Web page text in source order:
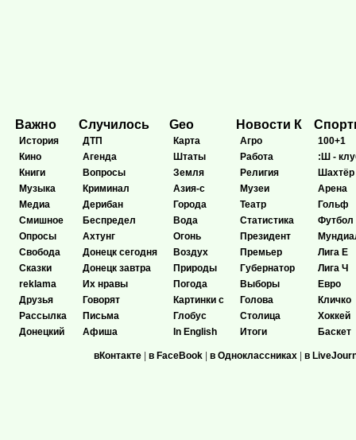
Важно
История
Кино
Книги
Музыка
Медиа
Смишное
Опросы
Свобода
Сказки
reklama
Друзья
Рассылка
Донецкий
Случилось
ДТП
Агенда
Вопросы
Криминал
Дерибан
Беспредел
Ахтунг
Донецк сегодня
Донецк завтра
Их нравы
Говорят
Письма
Афиша
Geo
Карта
Штаты
Земля
Азия-с
Города
Вода
Огонь
Воздух
Природы
Погода
Картинки с
Глобус
In English
Новости К
Агро
Работа
Религия
Музеи
Театр
Статистика
Президент
Премьер
Губернатор
Выборы
Голова
Столица
Итоги
100+1
:Ш -
Шахтёр
Арена
Гольф
Футбол
Лига Е
Лига Ч
Евро
Кличко
Хоккей
Баскет
вКонтакте | в FaceBook | в Одноклассниках | в